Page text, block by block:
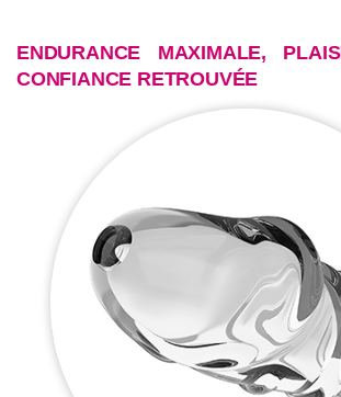
ENDURANCE MAXIMALE,
CONFIANCE RETROUVÉE